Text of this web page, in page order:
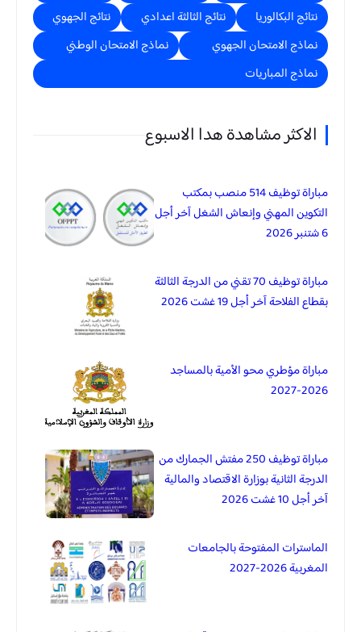
نتائج البكالوريا
نتائج الثالثة اعدادي
نتائج الجهوي
نماذج الامتحان الجهوي
نماذج الامتحان الوطني
نماذج المباريات
الاكثر مشاهدة هدا الاسبوع
مباراة توظيف 514 منصب بمكتب
التكوين المهني وإنعاش الشغل آخر أجل
6 شتنبر 2026
مباراة توظيف 70 تقني من الدرجة الثالثة
بقطاع الفلاحة آخر أجل 19 غشت 2026
مباراة مؤطري محو الأمية بالمساجد
2026-2027
مباراة توظيف 250 مفتش الجمارك من
الدرجة الثانية بوزارة الاقتصاد والمالية
آخر أجل 10 غشت 2026
الماسترات المفتوحة بالجامعات
المغربية 2026-2027